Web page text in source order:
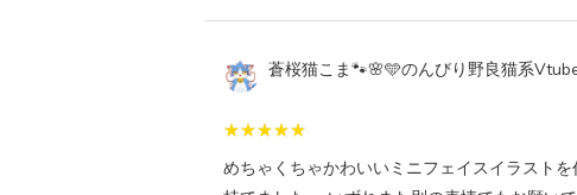
蒼桜猫こま🐾🌸🩵のんびり野良猫系
めちゃくちゃかわいいミニフェイスイラスト